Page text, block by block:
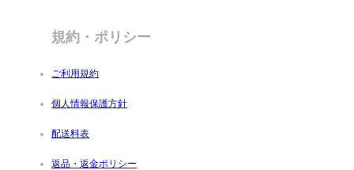
規約・ポリシー
ご利用規約
個人情報保護方針
配送料表
返品・返金ポリシー